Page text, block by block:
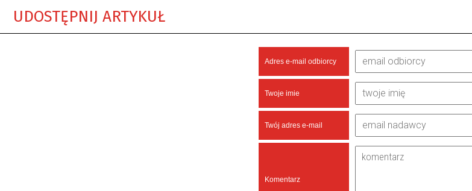
UDOSTĘPNIJ ARTYKUŁ
Adres e-mail odbiorcy
Twoje imie
Twój adres e-mail
Komentarz